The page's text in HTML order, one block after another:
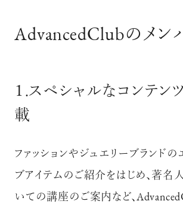
AdvancedClubのメン
１.スペシャルなコンテン
載
ファッションやジュエリーブランドの
ブアイテムのご紹介をはじめ、著名
いての講座のご案内など、